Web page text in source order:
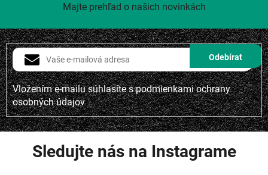
Vložením e-mailu súhlasíte spodmienkami ochrany
osobných údajov
Majte prehľad o našich novinkách
Sledujte nás na Instagrame